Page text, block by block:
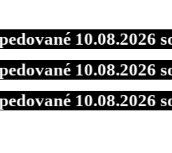
10.08.2026 so
10.08.2026 so
10.08.2026 so